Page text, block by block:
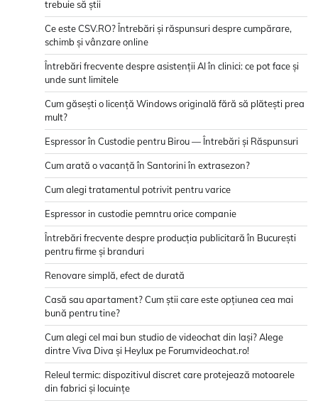
trebuie să știi
Ce este CSV.RO? Întrebări și răspunsuri despre cumpărare,
schimb și vânzare online
Întrebări frecvente despre asistenții AI în clinici: ce pot face și
unde sunt limitele
Cum găsești o licență Windows originală fără să plătești prea
mult?
Espressor în Custodie pentru Birou — Întrebări și Răspunsuri
Cum arată o vacanță în Santorini în extrasezon?
Cum alegi tratamentul potrivit pentru varice
Espressor in custodie pemntru orice companie
Întrebări frecvente despre producția publicitară în București
pentru firme și branduri
Renovare simplă, efect de durată
Casă sau apartament? Cum știi care este opțiunea cea mai
bună pentru tine?
Cum alegi cel mai bun studio de videochat din Iași? Alege
dintre Viva Diva și Heylux pe Forumvideochat.ro!
Releul termic: dispozitivul discret care protejează motoarele
din fabrici și locuințe